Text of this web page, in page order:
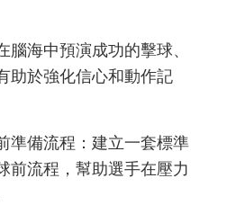
腦海中預演成功的擊球、
助於強化信心和動作記
準備流程：建立一套標準
前流程，幫助選手在壓力